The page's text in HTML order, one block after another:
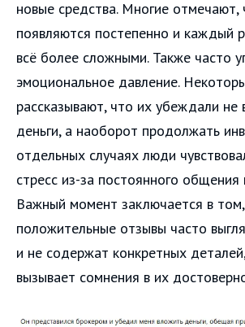
новые средства. Многие отмечают,
появляются постепенно и каждый
всё более сложными. Также часто
эмоциональное давление.
рассказывают, что их убеждали не
деньги, а наоборот продолжать
отдельных случаях люди
стресс из-за постоянного общения
Важный момент заключается в
положительные отзывы часто
и не содержат конкретных
вызывает сомнения в их